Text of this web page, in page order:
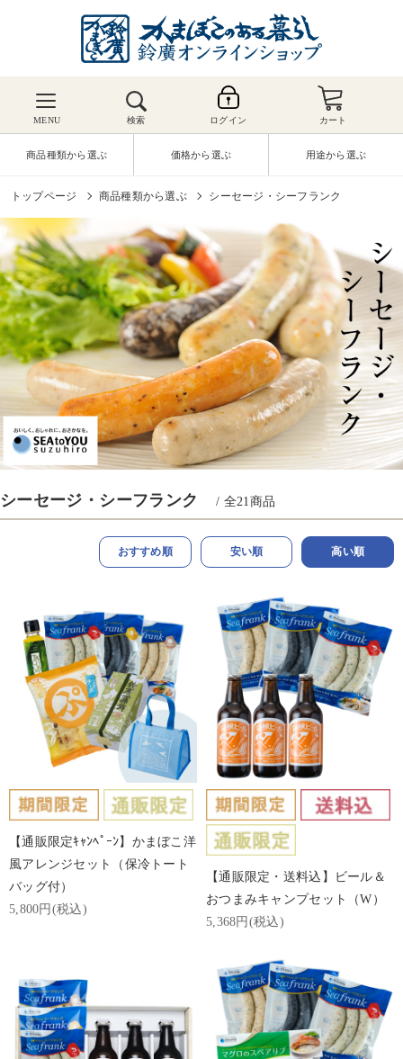
MENU 検索 ログイン カート
商品種類から選ぶ 価格から選ぶ 用途から選ぶ
トップページ 商品種類から選ぶ シーセージ・シーフランク
シーセージ・シーフランク / 全21商品
おすすめ順 安い順 高い順
【通販限定ｷｬﾝﾍﾟｰﾝ】かまぼこ洋
風アレンジセット（保冷トート
バッグ付）
5,800円(税込)
【通販限定・送料込】ビール＆
おつまみキャンプセット（W）
5,368円(税込)